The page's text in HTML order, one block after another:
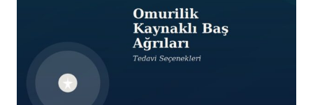
WhatsApp Destek
Şu an çevrimdışı